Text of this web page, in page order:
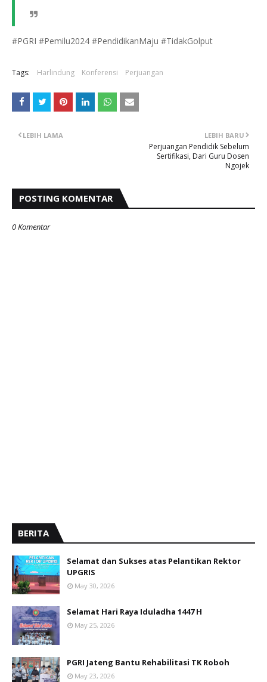
#PGRI #Pemilu2024 #PendidikanMaju #TidakGolput
Tags: Harlindung Konferensi Perjuangan
LEBIH BARU
Perjuangan Pendidik Sebelum
Sertifikasi, Dari Guru Dosen
Ngojek
LEBIH LAMA
POSTING KOMENTAR
0 Komentar
BERITA
Selamat dan Sukses atas Pelantikan Rektor
UPGRIS
May 30, 2026
Selamat Hari Raya Iduladha 1447 H
May 25, 2026
PGRI Jateng Bantu Rehabilitasi TK Roboh
May 23, 2026